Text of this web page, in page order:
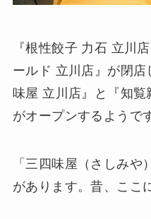
『根性餃子 力石 立川
ールド 立川店』が閉
味屋 立川店』と『知覧
がオープンするようで
「三四味屋（さしみや
があります。昔、ここ